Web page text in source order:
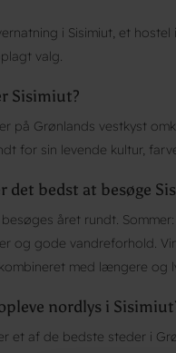
i Sisimiut, et
valg.
Sisimiut?
på Grønlands vestkyst
for sin levende kultur,
det bedst at besøge
året rundt.
og gode vandreforhold.
med længere og
nordlys i
et af de bedste steder i